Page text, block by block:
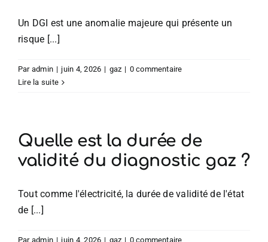
Un DGI est une anomalie majeure qui présente un
risque [...]
Par admin | juin 4, 2026 | gaz | 0 commentaire
Lire la suite
Quelle est la durée de
validité du diagnostic gaz ?
Tout comme l'électricité, la durée de validité de l'état
de [...]
Par admin | juin 4, 2026 | gaz | 0 commentaire